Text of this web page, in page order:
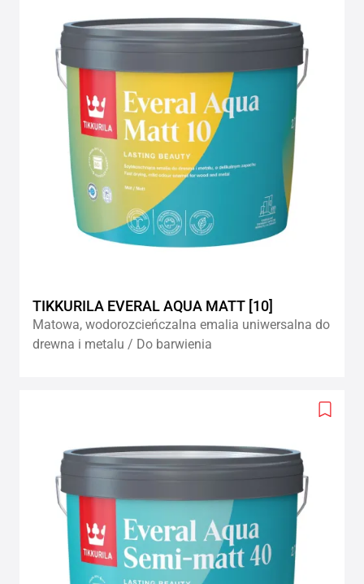
TIKKURILA EVERAL AQUA MATT [10]
Matowa, wodorozcieńczalna emalia uniwersalna do
drewna i metalu / Do barwienia
Add